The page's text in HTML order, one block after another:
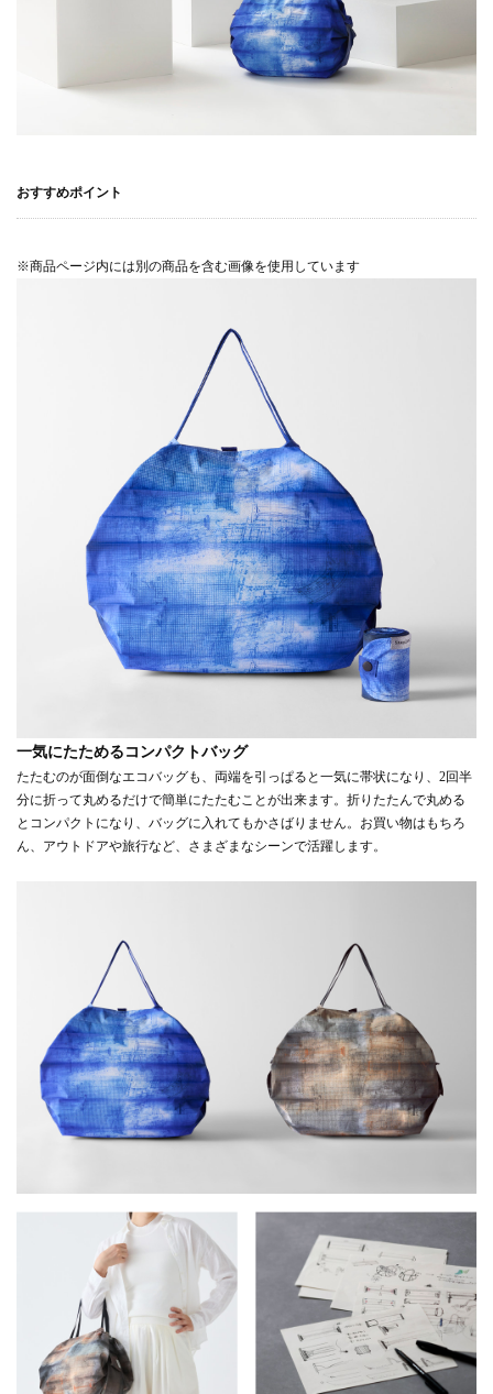
おすすめポイント
※商品ページ内には別の商品を含む画像を使用しています
一気にたためるコンパクトバッグ
たたむのが面倒なエコバッグも、両端を引っぱると一気に帯状になり、2回半
分に折って丸めるだけで簡単にたたむことが出来ます。折りたたんで丸める
とコンパクトになり、バッグに入れてもかさばりません。お買い物はもちろ
ん、アウトドアや旅行など、さまざまなシーンで活躍します。